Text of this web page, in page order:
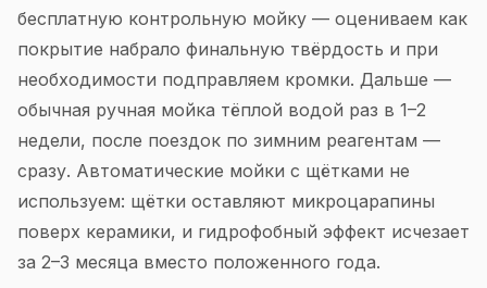
бесплатную контрольную мойку — оцениваем как
покрытие набрало финальную твёрдость и при
необходимости подправляем кромки. Дальше —
обычная ручная мойка тёплой водой раз в 1–2
недели, после поездок по зимним реагентам —
сразу. Автоматические мойки с щётками не
используем: щётки оставляют микроцарапины
поверх керамики, и гидрофобный эффект исчезает
за 2–3 месяца вместо положенного года.